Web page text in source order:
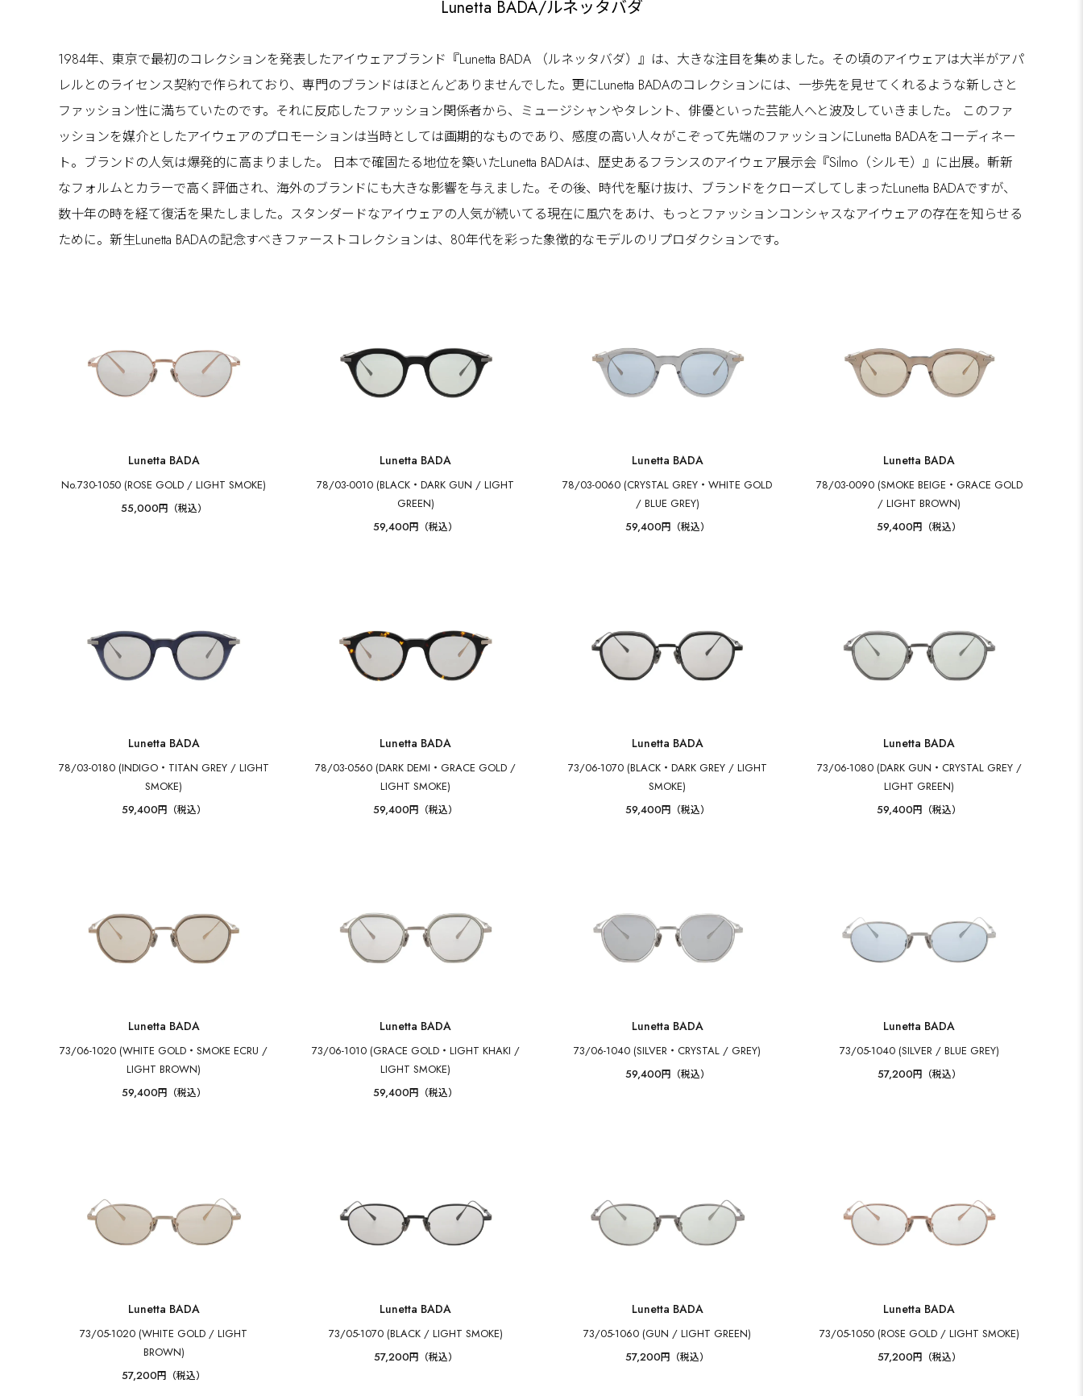
Lunetta BADA/ルネッタバダ
1984年、東京で最初のコレクションを発表したアイウェアブランド『Lunetta BADA （ルネッタバダ）』は、大きな注目を集めました。その頃のアイウェアは大半がアパ
レルとのライセンス契約で作られており、専門のブランドはほとんどありませんでした。更にLunetta BADAのコレクションには、一歩先を見せてくれるような新しさと
ファッション性に満ちていたのです。それに反応したファッション関係者から、ミュージシャンやタレント、俳優といった芸能人へと波及していきました。 このファ
ッションを媒介としたアイウェアのプロモーションは当時としては画期的なものであり、感度の高い人々がこぞって先端のファッションにLunetta BADAをコーディネー
ト。ブランドの人気は爆発的に高まりました。 日本で確固たる地位を築いたLunetta BADAは、歴史あるフランスのアイウェア展示会『Silmo（シルモ）』に出展。斬新
なフォルムとカラーで高く評価され、海外のブランドにも大きな影響を与えました。その後、時代を駆け抜け、ブランドをクローズしてしまったLunetta BADAですが、
数十年の時を経て復活を果たしました。スタンダードなアイウェアの人気が続いてる現在に風穴をあけ、もっとファッションコンシャスなアイウェアの存在を知らせる
ために。新生Lunetta BADAの記念すべきファーストコレクションは、80年代を彩った象徴的なモデルのリプロダクションです。
Lunetta BADA
No.730-1050 (ROSE GOLD / LIGHT SMOKE)
55,000円（税込）
Lunetta BADA
78/03-0010 (BLACK・DARK GUN / LIGHT
GREEN)
59,400円（税込）
Lunetta BADA
78/03-0060 (CRYSTAL GREY・WHITE GOLD
/ BLUE GREY)
59,400円（税込）
Lunetta BADA
78/03-0090 (SMOKE BEIGE・GRACE GOLD
/ LIGHT BROWN)
59,400円（税込）
Lunetta BADA
78/03-0180 (INDIGO・TITAN GREY / LIGHT
SMOKE)
59,400円（税込）
Lunetta BADA
78/03-0560 (DARK DEMI・GRACE GOLD /
LIGHT SMOKE)
59,400円（税込）
Lunetta BADA
73/06-1070 (BLACK・DARK GREY / LIGHT
SMOKE)
59,400円（税込）
Lunetta BADA
73/06-1080 (DARK GUN・CRYSTAL GREY /
LIGHT GREEN)
59,400円（税込）
Lunetta BADA
73/06-1020 (WHITE GOLD・SMOKE ECRU /
LIGHT BROWN)
59,400円（税込）
Lunetta BADA
73/06-1010 (GRACE GOLD・LIGHT KHAKI /
LIGHT SMOKE)
59,400円（税込）
Lunetta BADA
73/06-1040 (SILVER・CRYSTAL / GREY)
59,400円（税込）
Lunetta BADA
73/05-1040 (SILVER / BLUE GREY)
57,200円（税込）
Lunetta BADA
73/05-1020 (WHITE GOLD / LIGHT
BROWN)
57,200円（税込）
Lunetta BADA
73/05-1070 (BLACK / LIGHT SMOKE)
57,200円（税込）
Lunetta BADA
73/05-1060 (GUN / LIGHT GREEN)
57,200円（税込）
Lunetta BADA
73/05-1050 (ROSE GOLD / LIGHT SMOKE)
57,200円（税込）